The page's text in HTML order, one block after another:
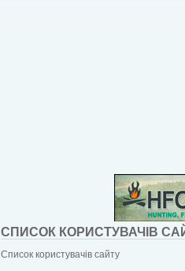
СПИСОК КОРИСТУВАЧІВ
Список користувачів сайту